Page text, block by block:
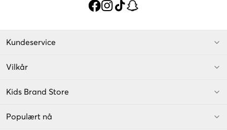
Kundeservice
Vilkår
Kids Brand Store
Populært nå